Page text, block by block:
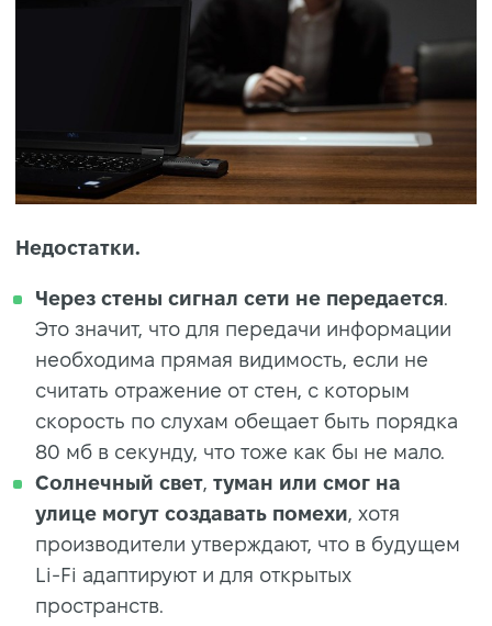
Недостатки.
Через стены сигнал сети не передается.
Это значит, что для передачи информации
необходима прямая видимость, если не
считать отражение от стен, с которым
скорость по слухам обещает быть порядка
80 мб в секунду, что тоже как бы не мало.
Солнечный свет, туман или смог на
улице могут создавать помехи, хотя
производители утверждают, что в будущем
Li-Fi адаптируют и для открытых
пространств.